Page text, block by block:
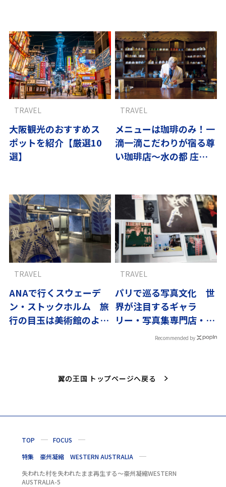
大阪観光のおすすめス
ポットを紹介【厳選10
選】
TRAVEL
メニューは珈琲のみ！一
滴一滴こだわりが宿る尊
い珈琲店～水の都 庄内
TRAVEL
ANAで行くスウェーデ
ン・ストックホルム 旅
行の目玉は美術館のよう
TRAVEL
パリで巡る写真文化 世
界が注目するギャラ
リー・写真集専門店・老
舗ブラッスリー
TRAVEL
Recommended by
翼の王国 トップページへ戻る
TOP
FOCUS
特集 豪州凝縮 WESTERN AUSTRALIA
失われた村を失われたまま再生する〜豪州凝縮WESTERN
AUSTRALIA-5